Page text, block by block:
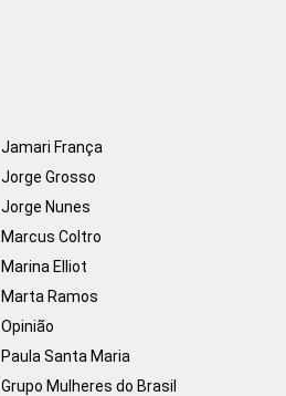
Jamari França
Jorge Grosso
Jorge Nunes
Marcus Coltro
Marina Elliot
Marta Ramos
Opinião
Paula Santa Maria
Grupo Mulheres do Brasil